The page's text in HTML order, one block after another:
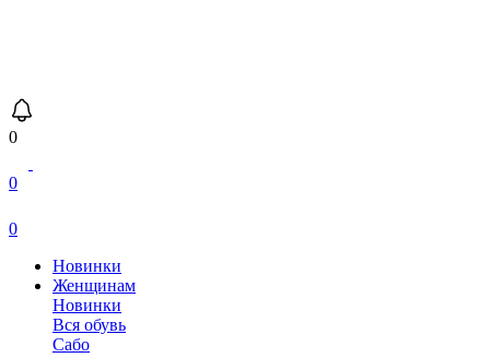
0
0
0
Новинки
Женщинам
Новинки
Вся обувь
Сабо